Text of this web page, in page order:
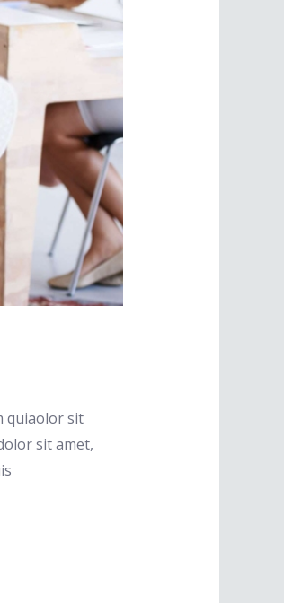
quiaolor sit
sit amet,